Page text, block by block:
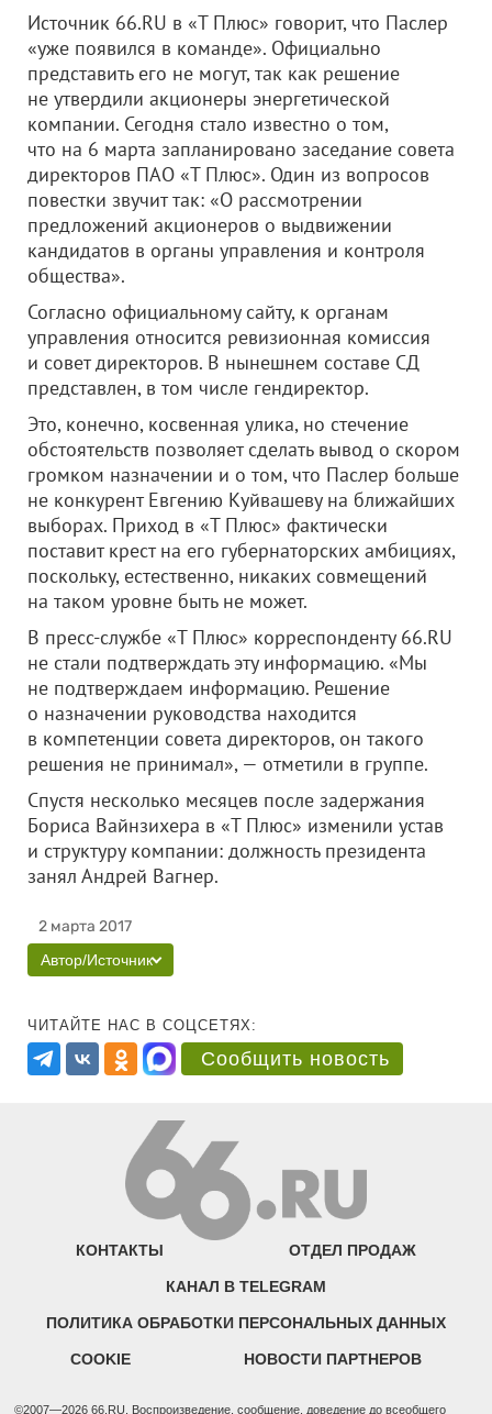
Источник 66.RU в «Т Плюс» говорит, что Паслер
«уже появился в команде». Официально
представить его не могут, так как решение
не утвердили акционеры энергетической
компании. Сегодня стало известно о том,
что на 6 марта запланировано заседание совета
директоров ПАО «Т Плюс». Один из вопросов
повестки звучит так: «О рассмотрении
предложений акционеров о выдвижении
кандидатов в органы управления и контроля
общества».
Согласно официальному сайту, к органам
управления относится ревизионная комиссия
и совет директоров. В нынешнем составе СД
представлен, в том числе гендиректор.
Это, конечно, косвенная улика, но стечение
обстоятельств позволяет сделать вывод о скором
громком назначении и о том, что Паслер больше
не конкурент Евгению Куйвашеву на ближайших
выборах. Приход в «Т Плюс» фактически
поставит крест на его губернаторских амбициях,
поскольку, естественно, никаких совмещений
на таком уровне быть не может.
В пресс-службе «Т Плюс» корреспонденту 66.RU
не стали подтверждать эту информацию. «Мы
не подтверждаем информацию. Решение
о назначении руководства находится
в компетенции совета директоров, он такого
решения не принимал», — отметили в группе.
Спустя несколько месяцев после задержания
Бориса Вайнзихера в «Т Плюс» изменили устав
и структуру компании: должность президента
занял Андрей Вагнер.
2 марта 2017
Автор/Источник
ЧИТАЙТЕ НАС В СОЦСЕТЯХ:
Сообщить новость
КОНТАКТЫ ОТДЕЛ ПРОДАЖ
КАНАЛ В TELEGRAM
ПОЛИТИКА ОБРАБОТКИ ПЕРСОНАЛЬНЫХ ДАННЫХ
COOKIE НОВОСТИ ПАРТНЕРОВ
©2007—2026 66.RU. Воспроизведение, сообщение, доведение до всеобщего